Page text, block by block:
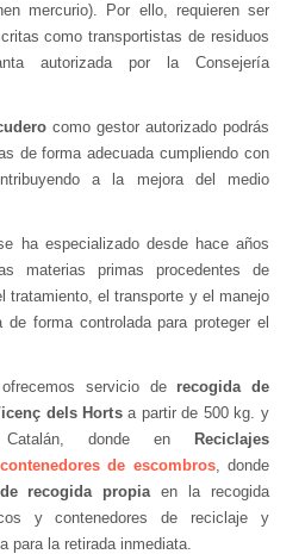
mercurio). Por ello, requieren ser
como transportistas de residuos
autorizada por la Consejería
como gestor autorizado podrás
de forma adecuada cumpliendo con
a la mejora del medio
ha especializado desde hace años
materias primas procedentes de
tratamiento, el transporte y el manejo
forma controlada para proteger el
ofrecemos servicio de recogida de
dels Hortsa partir de 500 kg. y
donde en
Reciclajes
contenedores de escombros, donde
recogida propiaen la recogida
y contenedores de reciclaje y
para la retirada inmediata.